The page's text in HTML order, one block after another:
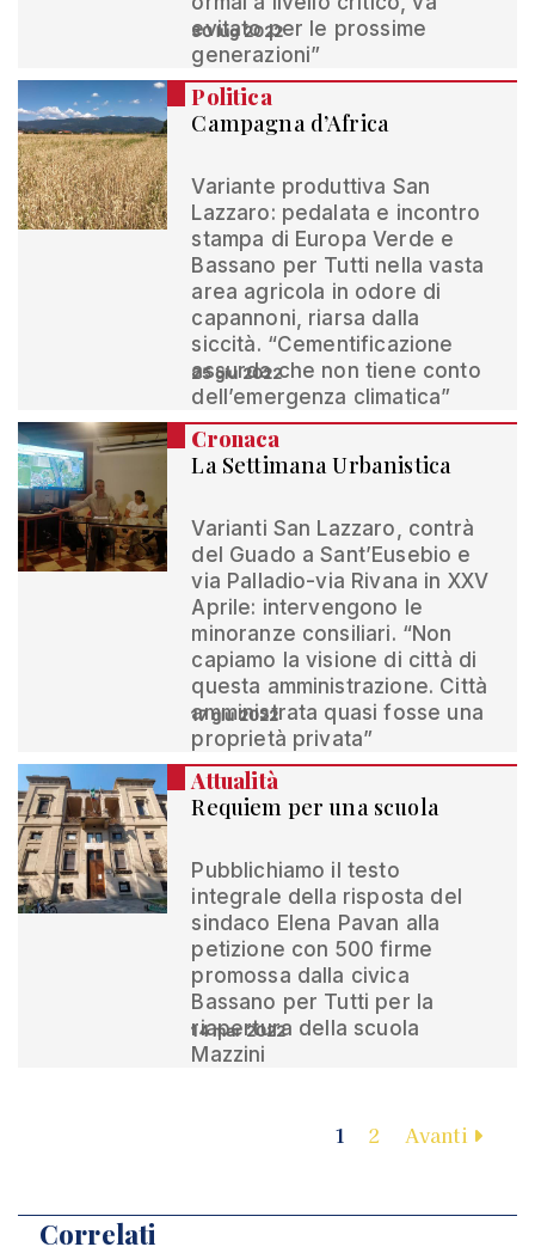
evitato per le prossime
generazioni”
30 lug 2022
Politica
Campagna d’Africa
Variante produttiva San
Lazzaro: pedalata e incontro
stampa di Europa Verde e
Bassano per Tutti nella vasta
area agricola in odore di
capannoni, riarsa dalla
siccità. “Cementificazione
assurda che non tiene conto
dell’emergenza climatica”
25 giu 2022
Cronaca
La Settimana Urbanistica
Varianti San Lazzaro, contrà
del Guado a Sant’Eusebio e
via Palladio-via Rivana in XXV
Aprile: intervengono le
minoranze consiliari. “Non
capiamo la visione di città di
questa amministrazione. Città
amministrata quasi fosse una
proprietà privata”
17 giu 2022
Attualità
Requiem per una scuola
Pubblichiamo il testo
integrale della risposta del
sindaco Elena Pavan alla
petizione con 500 firme
promossa dalla civica
Bassano per Tutti per la
riapertura della scuola
Mazzini
14 mar 2022
1 2 Avanti
Correlati